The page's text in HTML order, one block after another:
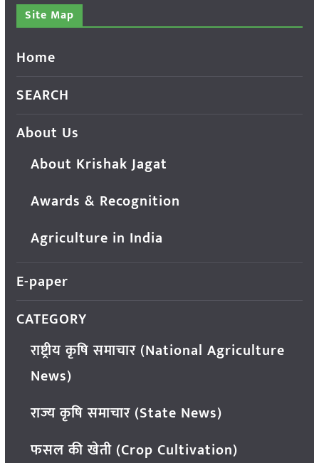
Site Map
Home
SEARCH
About Us
About Krishak Jagat
Awards & Recognition
Agriculture in India
E-paper
CATEGORY
राष्ट्रीय कृषि समाचार (National Agriculture
News)
राज्य कृषि समाचार (State News)
फसल की खेती (Crop Cultivation)